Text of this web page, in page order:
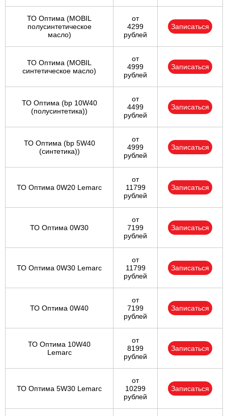
ТО Оптима (MOBIL
полусинтетическое
масло)
от
4299
рублей
Записаться
ТО Оптима (MOBIL
синтетическое масло)
от
4999
рублей
Записаться
ТО Оптима (bp 10W40
(полусинтетика))
от
4499
рублей
Записаться
ТО Оптима (bp 5W40
(синтетика))
от
4999
рублей
Записаться
ТО Оптима 0W20 Lemarc
от
11799
рублей
Записаться
ТО Оптима 0W30
от
7199
рублей
Записаться
ТО Оптима 0W30 Lemarc
от
11799
рублей
Записаться
ТО Оптима 0W40
от
7199
рублей
Записаться
ТО Оптима 10W40
Lemarc
от
8199
рублей
Записаться
ТО Оптима 5W30 Lemarc
от
10299
рублей
Записаться